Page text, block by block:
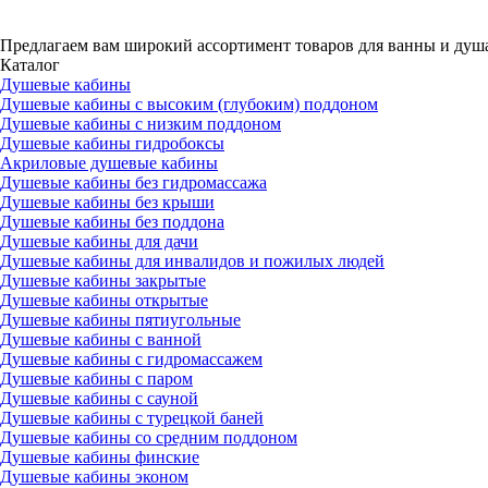
Предлагаем вам широкий ассортимент товаров для ванны и
Каталог
Душевые кабины
Душевые кабины с высоким (глубоким) поддоном
Душевые кабины с низким поддоном
Душевые кабины гидробоксы
Акриловые душевые кабины
Душевые кабины без гидромассажа
Душевые кабины без крыши
Душевые кабины без поддона
Душевые кабины для дачи
Душевые кабины для инвалидов и пожилых людей
Душевые кабины закрытые
Душевые кабины открытые
Душевые кабины пятиугольные
Душевые кабины с ванной
Душевые кабины с гидромассажем
Душевые кабины с паром
Душевые кабины с сауной
Душевые кабины с турецкой баней
Душевые кабины со средним поддоном
Душевые кабины финские
Душевые кабины эконом